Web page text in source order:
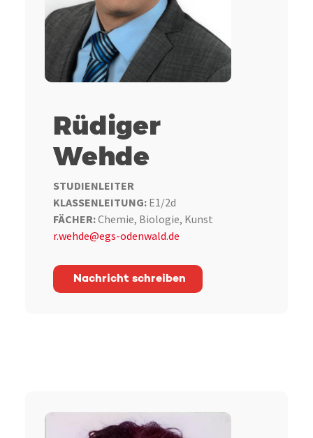
Rüdiger
Wehde
STUDIENLEITER
KLASSENLEITUNG:E1/2d
FÄCHER:Chemie, Biologie, Kunst
r.wehde@egs-odenwald.de
Nachricht schreiben